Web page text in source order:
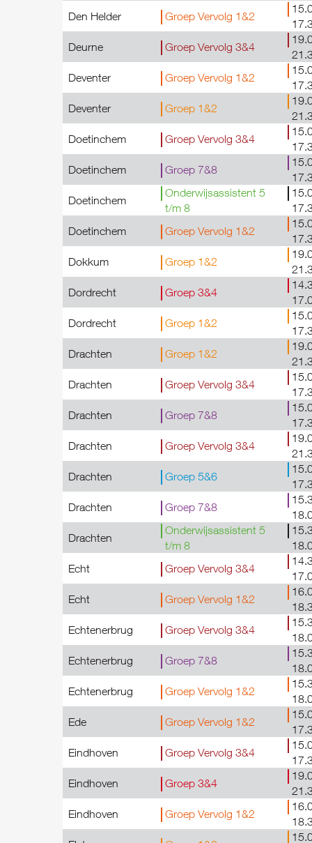
Den Helder
Groep Vervolg 1&2
Deurne
Groep Vervolg 3&4
Deventer
Groep Vervolg 1&2
Deventer
Groep 1&2
Doetinchem
Groep Vervolg 3&4
Doetinchem
Groep 7&8
Doetinchem
Onderwijsassistent 5
t/m 8
Doetinchem
Groep Vervolg 1&2
Dokkum
Groep 1&2
Dordrecht
Groep 3&4
Dordrecht
Groep 1&2
Drachten
Groep 1&2
Drachten
Groep Vervolg 3&4
Drachten
Groep 7&8
Drachten
Groep Vervolg 3&4
Drachten
Groep 5&6
Drachten
Groep 7&8
Drachten
Onderwijsassistent 5
t/m 8
Echt
Groep Vervolg 3&4
Echt
Groep Vervolg 1&2
Echtenerbrug
Groep Vervolg 3&4
Echtenerbrug
Groep 7&8
Echtenerbrug
Groep Vervolg 1&2
Ede
Groep Vervolg 1&2
Eindhoven
Groep Vervolg 3&4
Eindhoven
Groep 3&4
Eindhoven
Groep Vervolg 1&2